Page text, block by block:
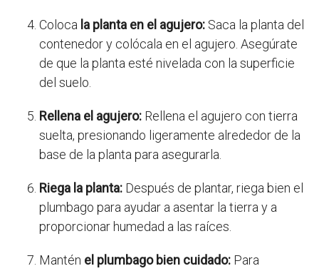
Coloca la planta en el agujero: Saca la planta del
contenedor y colócala en el agujero. Asegúrate
de que la planta esté nivelada con la superficie
del suelo.
Rellena el agujero: Rellena el agujero con tierra
suelta, presionando ligeramente alrededor de la
base de la planta para asegurarla.
Riega la planta: Después de plantar, riega bien el
plumbago para ayudar a asentar la tierra y a
proporcionar humedad a las raíces.
Mantén el plumbago bien cuidado: Para